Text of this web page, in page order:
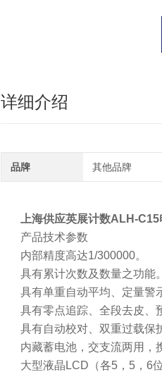
详细介绍
品牌 其他品牌
上海供应英展计数ALH-
产品技术参数
内部精度高达1/300000。
具有累计次数及数量之功能。
具有单重自动平均、定量警
具有零点追踪、全段去皮、
具有自动校对、双重过载保
内藏蓄电池，交支流两用，
大型液晶LCD（各5，5，6